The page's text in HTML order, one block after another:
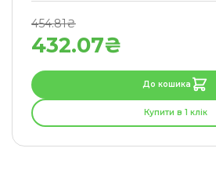
432.07₴
454.81₴
До кошика
Купити в 1 клік